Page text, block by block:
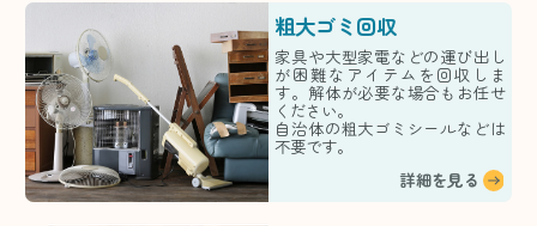
粗大ゴミ回収
家具や大型家電などの運び出し
が困難なアイテムを回収しま
す。解体が必要な場合もお任せ
ください。
自治体の粗大ゴミシールなどは
不要です。
詳細を見る